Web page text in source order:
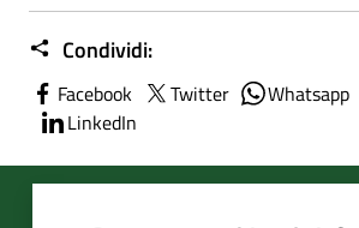
Condividi:
Facebook Twitter Whatsapp
LinkedIn